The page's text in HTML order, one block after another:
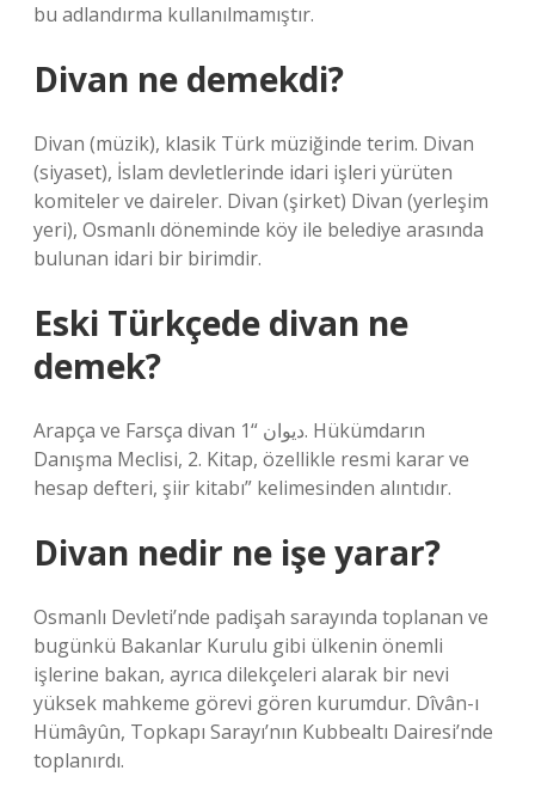
bu adlandırma kullanılmamıştır.
Divan ne demekdi?
Divan (müzik), klasik Türk müziğinde terim. Divan
(siyaset), İslam devletlerinde idari işleri yürüten
komiteler ve daireler. Divan (şirket) Divan (yerleşim
yeri), Osmanlı döneminde köy ile belediye arasında
bulunan idari bir birimdir.
Eski Türkçede divan ne
demek?
Arapça ve Farsça divan ديوان “1. Hükümdarın
Danışma Meclisi, 2. Kitap, özellikle resmi karar ve
hesap defteri, şiir kitabı” kelimesinden alıntıdır.
Divan nedir ne işe yarar?
Osmanlı Devleti’nde padişah sarayında toplanan ve
bugünkü Bakanlar Kurulu gibi ülkenin önemli
işlerine bakan, ayrıca dilekçeleri alarak bir nevi
yüksek mahkeme görevi gören kurumdur. Dîvân-ı
Hümâyûn, Topkapı Sarayı’nın Kubbealtı Dairesi’nde
toplanırdı.